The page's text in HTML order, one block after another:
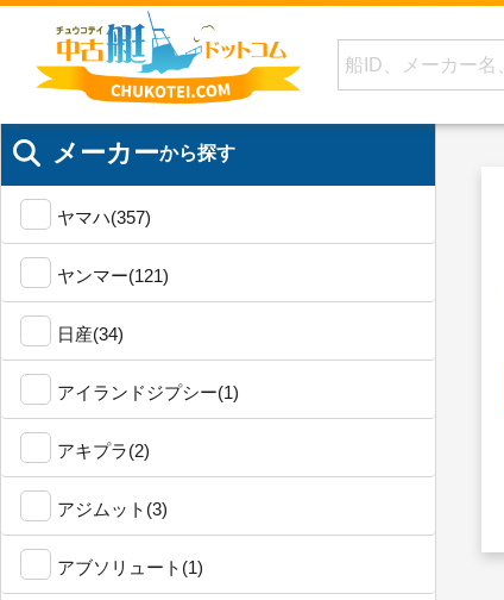
メーカーから探す
ヤマハ(357)
ヤンマー(121)
日産(34)
アイランドジプシー(1)
アキプラ(2)
アジムット(3)
アブソリュート(1)